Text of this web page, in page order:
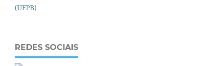
REDES SOCIAIS